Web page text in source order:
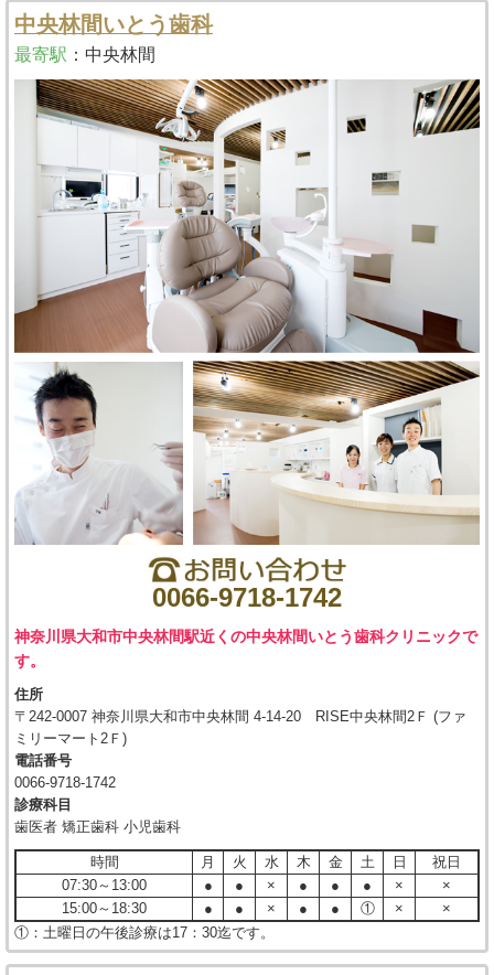
中央林間いとう歯科
最寄駅 ： 中央林間
0066-9718-1742
神奈川県大和市中央林間駅近くの中央林間いとう歯科クリニックで
す。
住所
〒242-0007 神奈川県大和市中央林間 4-14-20 RISE中央林間2Ｆ (ファ
ミリーマート2Ｆ)
電話番号
0066-9718-1742
診療科目
歯医者 矯正歯科 小児歯科
時間 月 火 水 木 金 土 日
祝日
07:30～13:00
● ● × ● ● ● ×
×
15:00～18:30
● ● × ● ● ① ×
×
①：土曜日の午後診療は17：30迄です。